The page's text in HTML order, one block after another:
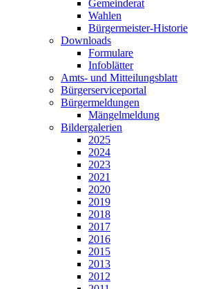
Gemeinderat
Wahlen
Bürgermeister-Historie
Downloads
Formulare
Infoblätter
Amts- und Mitteilungsblatt
Bürgerserviceportal
Bürgermeldungen
Mängelmeldung
Bildergalerien
2025
2024
2023
2021
2020
2019
2018
2017
2016
2015
2013
2012